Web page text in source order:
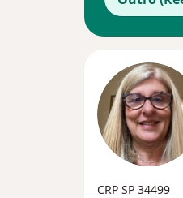
CRP SP 34499